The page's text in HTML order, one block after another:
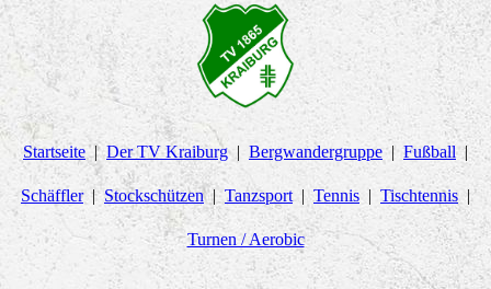
Startseite Der TV Kraiburg Bergwandergruppe Fußball
Schäffler Stockschützen Tanzsport Tennis Tischtennis
Turnen / Aerobic